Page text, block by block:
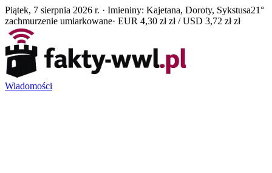
Piątek, 7 sierpnia 2026 r. · Imieniny: Kajetana, Doroty, Sykstusa21°
zachmurzenie umiarkowane· EUR 4,30 zł zł / USD 3,72 zł zł
Wiadomości